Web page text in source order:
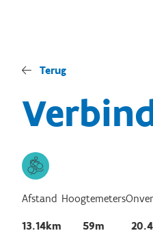
Terug
Afstand
13.14km
Hoogtemeters
59m